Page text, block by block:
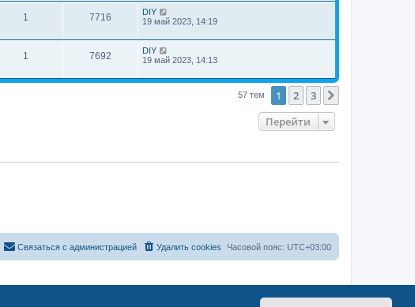
1 7716
DIY
19 май 2023, 14:19
1 7692
DIY
19 май 2023, 14:13
57 тем 1 2 3
Перейти
Часовой пояс: UTC+03:00
Удалить cookies
Связаться с администрацией